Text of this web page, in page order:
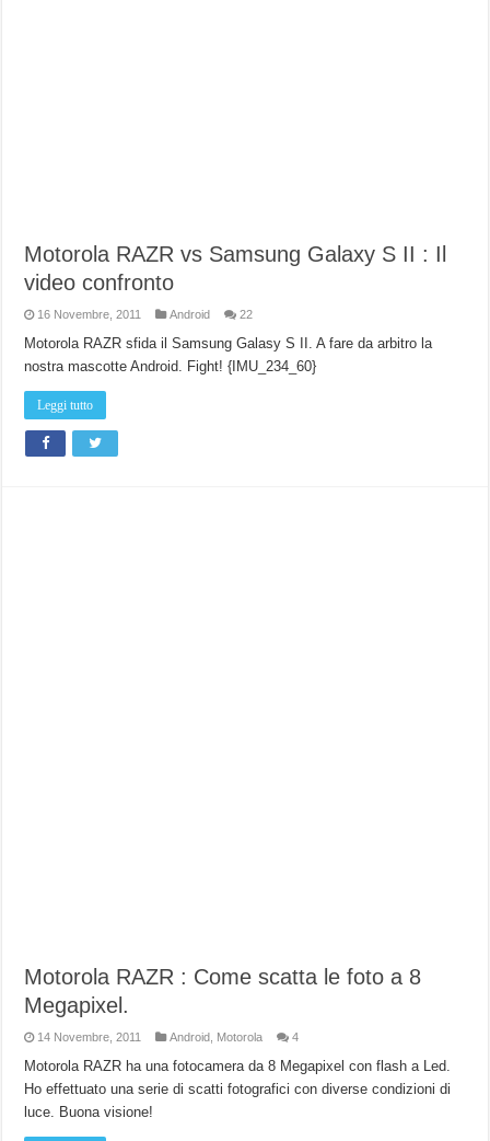
Motorola RAZR vs Samsung Galaxy S II : Il
video confronto
16 Novembre, 2011 Android 22
Motorola RAZR sfida il Samsung Galasy S II. A fare da arbitro la
nostra mascotte Android. Fight! {IMU_234_60}
Leggi tutto
Motorola RAZR : Come scatta le foto a 8
Megapixel.
14 Novembre, 2011 Android Motorola 4
Motorola RAZR ha una fotocamera da 8 Megapixel con flash a Led.
Ho effettuato una serie di scatti fotografici con diverse condizioni di
luce. Buona visione!